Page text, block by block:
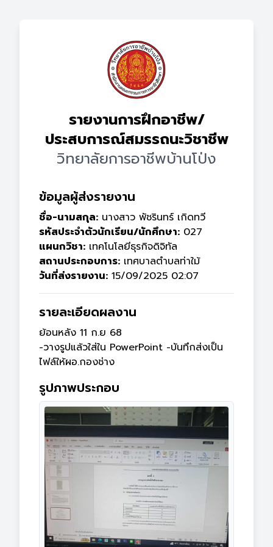
รายงานการฝึกอาชีพ/
ประสบการณ์สมรรถนะวิชาชีพ
วิทยาลัยการอาชีพบ้านโป่ง
ข้อมูลผู้ส่งรายงาน
ชื่อ-นามสกุล: นางสาว พัชรินทร์ เกิดทวี
รหัสประจำตัวนักเรียน/นักศึกษา: 027
แผนกวิชา: เทคโนโลยีธุรกิจดิจิทัล
สถานประกอบการ: เทศบาลตำบลท่าใม้
วันที่ส่งรายงาน: 15/09/2025 02:07
รายละเอียดผลงาน
ย้อนหลัง 11 ก.ย 68
-วางรูปแล้วใส่ใน PowerPoint -บันทึกส่งเป็น
ไฟล์ให้ผอ.กองช่าง
รูปภาพประกอบ